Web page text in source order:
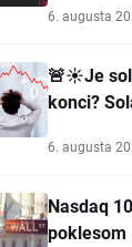
6. augusta
🚨☀️Je
konci?
6. augusta
Nasdaq
poklesom